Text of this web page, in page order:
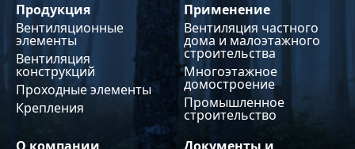
Продукция
Вентиляционные
элементы
Вентиляция
конструкций
Проходные элементы
Крепления
Применение
Вентиляция частного
дома и малоэтажного
строительства
Многоэтажное
домостроение
Промышленное
строительство